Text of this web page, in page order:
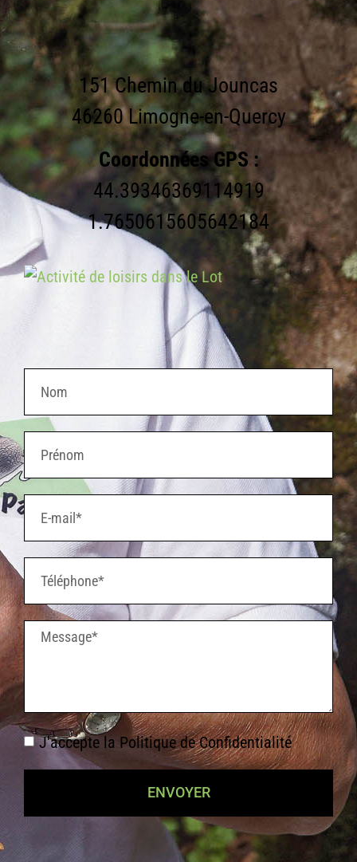
151 Chemin du Jouncas
46260 Limogne-en-Quercy
Coordonnées GPS :
44.39346369114919
1.7650615605642184
J'accepte la Politique de Confidentialité
ENVOYER